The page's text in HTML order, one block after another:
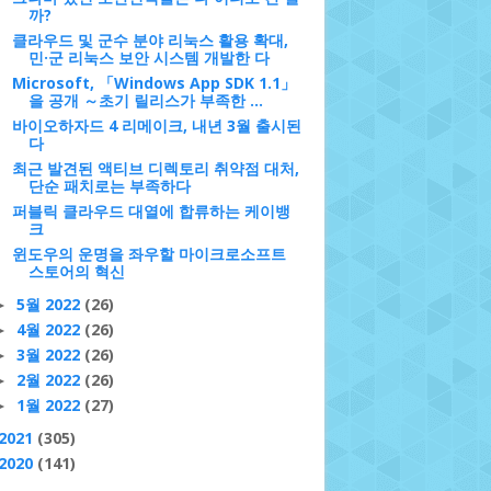
까?
클라우드 및 군수 분야 리눅스 활용 확대,
민·군 리눅스 보안 시스템 개발한 다
Microsoft, 「Windows App SDK 1.1」
을 공개 ～초기 릴리스가 부족한 ...
바이오하자드 4 리메이크, 내년 3월 출시된
다
최근 발견된 액티브 디렉토리 취약점 대처,
단순 패치로는 부족하다
퍼블릭 클라우드 대열에 합류하는 케이뱅
크
윈도우의 운명을 좌우할 마이크로소프트
스토어의 혁신
5월 2022 (26)
4월 2022 (26)
3월 2022 (26)
2월 2022 (26)
1월 2022 (27)
(305)
(141)